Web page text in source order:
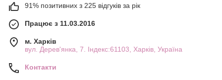
91% позитивних з 225 відгуків за рік
Працює з 11.03.2016
м. Харків
вул. Дерев'янка, 7. Індекс:61103, Харків, Україна
Контакти